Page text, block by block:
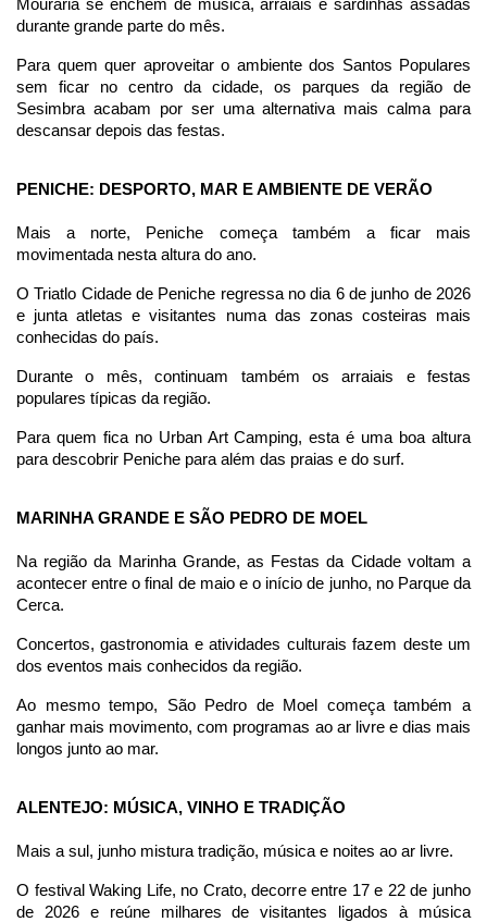
Mouraria se enchem de música, arraiais e sardinhas assadas
durante grande parte do mês.
Para quem quer aproveitar o ambiente dos Santos Populares
sem ficar no centro da cidade, os parques da região de
Sesimbra acabam por ser uma alternativa mais calma para
descansar depois das festas.
PENICHE: DESPORTO, MAR E AMBIENTE DE VERÃO
Mais a norte, Peniche começa também a ficar mais
movimentada nesta altura do ano.
O Triatlo Cidade de Peniche regressa no dia 6 de junho de 2026
e junta atletas e visitantes numa das zonas costeiras mais
conhecidas do país.
Durante o mês, continuam também os arraiais e festas
populares típicas da região.
Para quem fica no Urban Art Camping, esta é uma boa altura
para descobrir Peniche para além das praias e do surf.
MARINHA GRANDE E SÃO PEDRO DE MOEL
Na região da Marinha Grande, as Festas da Cidade voltam a
acontecer entre o final de maio e o início de junho, no Parque da
Cerca.
Concertos, gastronomia e atividades culturais fazem deste um
dos eventos mais conhecidos da região.
Ao mesmo tempo, São Pedro de Moel começa também a
ganhar mais movimento, com programas ao ar livre e dias mais
longos junto ao mar.
ALENTEJO: MÚSICA, VINHO E TRADIÇÃO
Mais a sul, junho mistura tradição, música e noites ao ar livre.
O festival Waking Life, no Crato, decorre entre 17 e 22 de junho
de 2026 e reúne milhares de visitantes ligados à música